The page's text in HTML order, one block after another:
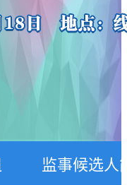
监事候选人